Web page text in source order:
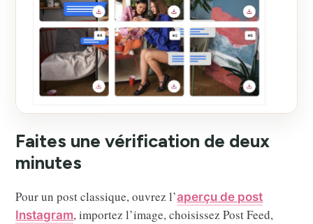
Faites une vérification de deux
minutes
Pour un post classique, ouvrez l’aperçu de post
Instagram, importez l’image, choisissez Post Feed,